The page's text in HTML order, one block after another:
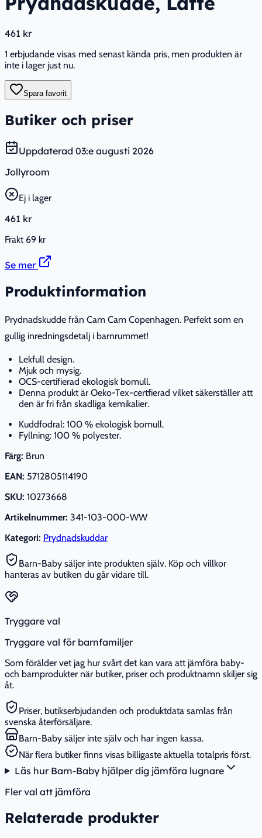
461 kr
1 erbjudande visas med senast kända pris, men produkten är
inte i lager just nu.
Spara favorit
Butiker och priser
Uppdaterad 03:e augusti 2026
Jollyroom
Ej i lager
461 kr
Frakt 69 kr
Se mer
Produktinformation
Prydnadskudde från Cam Cam Copenhagen. Perfekt som en
gullig inredningsdetalj i barnrummet!
Lekfull design.
Mjuk och mysig.
OCS-certifierad ekologisk bomull.
Denna produkt är Oeko-Tex-certfierad vilket säkerställer att
den är fri från skadliga kemikalier.
Kuddfodral: 100 % ekologisk bomull.
Fyllning: 100 % polyester.
Färg: Brun
EAN: 5712805114190
SKU: 10273668
Artikelnummer: 341-103-000-WW
Kategori: Prydnadskuddar
Barn-Baby säljer inte produkten själv. Köp och villkor
hanteras av butiken du går vidare till.
Tryggare val
Tryggare val för barnfamiljer
Som förälder vet jag hur svårt det kan vara att jämföra baby-
och barnprodukter när butiker, priser och produktnamn skiljer sig
åt.
Priser, butikserbjudanden och produktdata samlas från
svenska återförsäljare.
Barn-Baby säljer inte själv och har ingen kassa.
När flera butiker finns visas billigaste aktuella totalpris först.
Läs hur Barn-Baby hjälper dig jämföra lugnare
Fler val att jämföra
Relaterade produkter